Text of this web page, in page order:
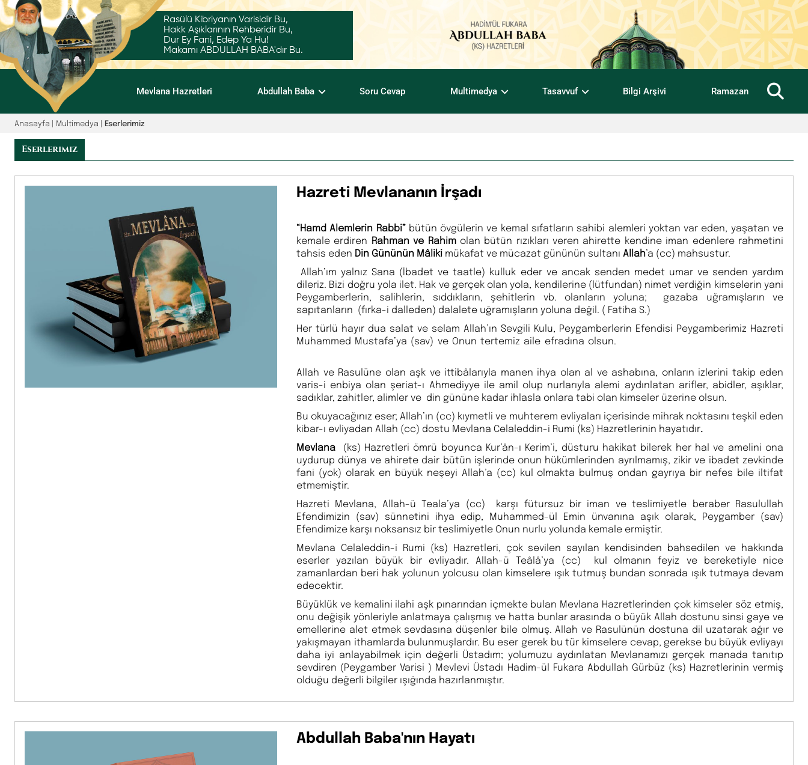
Rasülü Kibriyanın Varisidir Bu,
Hakk Aşıklarının Rehberidir Bu,
Dur Ey Fani, Edep Ya Hu!
Makamı ABDULLAH BABA'dır Bu.
Mevlana Hazretleri Abdullah Baba Soru Cevap Multimedya Tasavvuf Bilgi Arşivi Ramazan
Anasayfa | Multimedya | Eserlerimiz
Eserlerimiz
Hazreti Mevlananın İrşadı
“Hamd Alemlerin Rabbi” bütün övgülerin ve kemal sıfatların sahibi alemleri yoktan var eden, yaşatan ve
kemale erdiren Rahman ve Rahim olan bütün rızıkları veren ahirette kendine iman edenlere rahmetini
tahsis eden Din Gününün Mâliki mükafat ve mücazat gününün sultanı Allah’a (cc) mahsustur.
Allah’ım yalnız Sana (İbadet ve taatle) kulluk eder ve ancak senden medet umar ve senden yardım
dileriz. Bizi doğru yola ilet. Hak ve gerçek olan yola, kendilerine (lütfundan) nimet verdiğin kimselerin yani
Peygamberlerin, salihlerin, sıddıkların, şehitlerin vb. olanların yoluna; gazaba uğramışların ve
sapıtanların (fırka-i dalleden) dalalete uğramışların yoluna değil. ( Fatiha S.)
Her türlü hayır dua salat ve selam Allah’ın Sevgili Kulu, Peygamberlerin Efendisi Peygamberimiz Hazreti
Muhammed Mustafa’ya (sav) ve Onun tertemiz aile efradına olsun.
Allah ve Rasulüne olan aşk ve ittibâlarıyla manen ihya olan al ve ashabına, onların izlerini takip eden
varis-i enbiya olan şeriat-ı Ahmediyye ile amil olup nurlarıyla alemi aydınlatan arifler, abidler, aşıklar,
sadıklar, zahitler, alimler ve din gününe kadar ihlasla onlara tabi olan kimseler üzerine olsun.
Bu okuyacağınız eser; Allah’ın (cc) kıymetli ve muhterem evliyaları içerisinde mihrak noktasını teşkil eden
kibar-ı evliyadan Allah (cc) dostu Mevlana Celaleddin-i Rumi (ks) Hazretlerinin hayatıdır.
Mevlana
(ks) Hazretleri ömrü boyunca Kur’ân-ı Kerim’i, düsturu hakikat bilerek her hal ve amelini ona
uydurup dünya ve ahirete dair bütün işlerinde onun hükümlerinden ayrılmamış, zikir ve ibadet zevkinde
fani (yok) olarak en büyük neşeyi Allah’a (cc) kul olmakta bulmuş ondan gayrıya bir nefes bile iltifat
etmemiştir.
Hazreti Mevlana, Allah-ü Teala’ya (cc) karşı fütursuz bir iman ve teslimiyetle beraber Rasulullah
Efendimizin (sav) sünnetini ihya edip, Muhammed-ül Emin ünvanına aşık olarak, Peygamber (sav)
Efendimize karşı noksansız bir teslimiyetle Onun nurlu yolunda kemale ermiştir.
Mevlana Celaleddin-i Rumi (ks) Hazretleri, çok sevilen sayılan kendisinden bahsedilen ve hakkında
eserler yazılan büyük bir evliyadır. Allah-ü Teâlâ’ya (cc) kul olmanın feyiz ve bereketiyle nice
zamanlardan beri hak yolunun yolcusu olan kimselere ışık tutmuş bundan sonrada ışık tutmaya devam
edecektir.
Büyüklük ve kemalini ilahi aşk pınarından içmekte bulan Mevlana Hazretlerinden çok kimseler söz etmiş,
onu değişik yönleriyle anlatmaya çalışmış ve hatta bunlar arasında o büyük Allah dostunu sinsi gaye ve
emellerine alet etmek sevdasına düşenler bile olmuş. Allah ve Rasulünün dostuna dil uzatarak ağır ve
yakışmayan ithamlarda bulunmuşlardır. Bu eser gerek bu tür kimselere cevap, gerekse bu büyük evliyayı
daha iyi anlayabilmek için değerli Üstadım; yolumuzu aydınlatan Mevlanamızı gerçek manada tanıtıp
sevdiren (Peygamber Varisi ) Mevlevi Üstadı Hadim-ül Fukara Abdullah Gürbüz (ks) Hazretlerinin vermiş
olduğu değerli bilgiler ışığında hazırlanmıştır.
Abdullah Baba'nın Hayatı